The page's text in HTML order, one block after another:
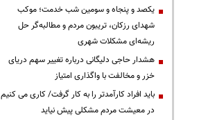
یکصد و پنجاه و سومین شب خدمت؛ موکب
شهدای رزکان، تریبون مردم و مطالبه‌گر حل
ریشه‌ای مشکلات شهری
هشدار حاجی دلیگانی درباره تغییر سهم دریای
خزر و مخالفت با واگذاری امتیاز
باید افراد کارآمدتر را به کار گرفت/ کاری می کنیم
در معیشت مردم مشکلی پیش نیاید